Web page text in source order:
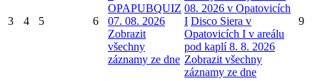
3 4 5 6
OPAPUBQUIZ
07. 08. 2026
Zobrazit
všechny
záznamy ze dne
08. 2026 v Opatovicích
I Disco Siera v
Opatovicích I v areálu
pod kaplí 8. 8. 2026
Zobrazit všechny
záznamy ze dne
9